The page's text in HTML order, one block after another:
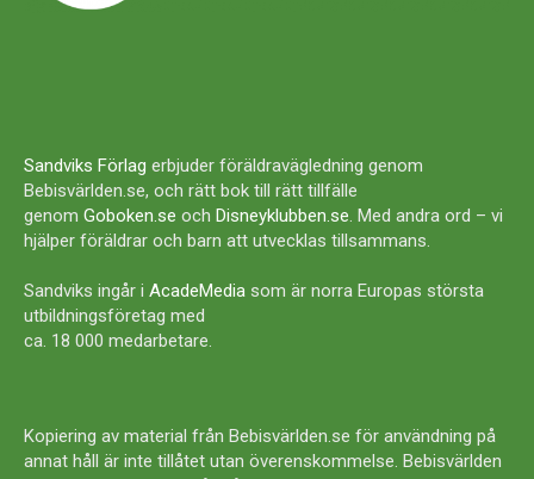
Sandviks Förlag erbjuder föräldravägledning genom
Bebisvärlden.se, och rätt bok till rätt tillfälle
genom Goboken.se och Disneyklubben.se. Med andra ord – vi
hjälper föräldrar och barn att utvecklas tillsammans.
Sandviks ingår i AcadeMedia som är norra Europas största
utbildningsföretag med
ca. 18 000 medarbetare.
Kopiering av material från Bebisvärlden.se för användning på
annat håll är inte tillåtet utan överenskommelse. Bebisvärlden